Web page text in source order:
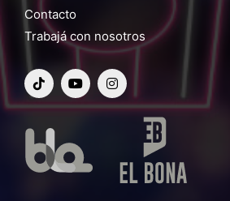
Contacto
Trabajá con nosotros